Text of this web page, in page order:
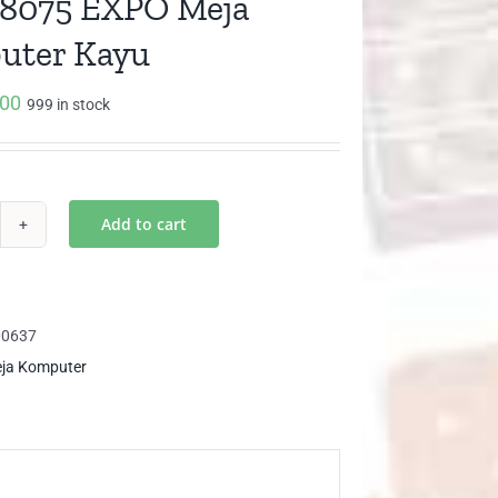
Kayu
999 in stock
Add to cart
Komputer